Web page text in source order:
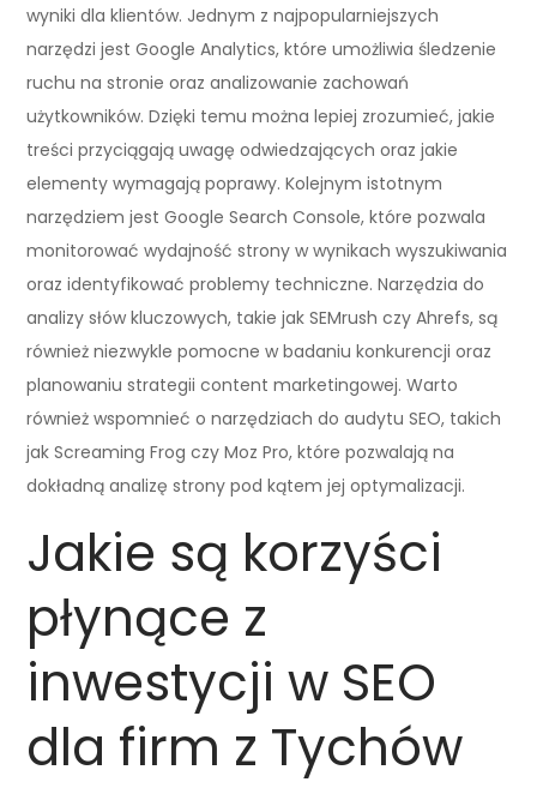
wyniki dla klientów. Jednym z najpopularniejszych
narzędzi jest Google Analytics, które umożliwia śledzenie
ruchu na stronie oraz analizowanie zachowań
użytkowników. Dzięki temu można lepiej zrozumieć, jakie
treści przyciągają uwagę odwiedzających oraz jakie
elementy wymagają poprawy. Kolejnym istotnym
narzędziem jest Google Search Console, które pozwala
monitorować wydajność strony w wynikach wyszukiwania
oraz identyfikować problemy techniczne. Narzędzia do
analizy słów kluczowych, takie jak SEMrush czy Ahrefs, są
również niezwykle pomocne w badaniu konkurencji oraz
planowaniu strategii content marketingowej. Warto
również wspomnieć o narzędziach do audytu SEO, takich
jak Screaming Frog czy Moz Pro, które pozwalają na
dokładną analizę strony pod kątem jej optymalizacji.
Jakie są korzyści
płynące z
inwestycji w SEO
dla firm z Tychów